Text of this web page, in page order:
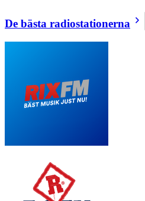
De bästa radiostationerna